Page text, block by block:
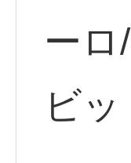
ー
ビ